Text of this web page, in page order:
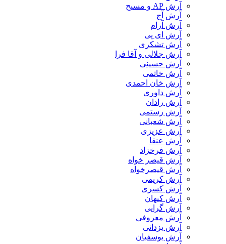
آرش AP و مسیح
آرش آج
آرش آرام
آرش ای پی
آرش تشکری
آرش جلالی و آقا فرا
آرش حسینی
آرش خاتمی
آرش خان احمدی
آرش داوری
آرش رادان
آرش رستمى
آرش شعبانی
آرش عزیزی
آرش عنقا
آرش فرخزاد
آرش قیصر خواه
آرش قیصرخواه
آرش کریمی
آرش کسری
آرش کیهان
آرش گرایی
آرش معروفی
آرش یزدانی
آرش یوسفیان